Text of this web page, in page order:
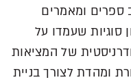
ספרים ומאמרים
סוגיות שעמדו על
של המציאות
ומהדת לצורך בניית